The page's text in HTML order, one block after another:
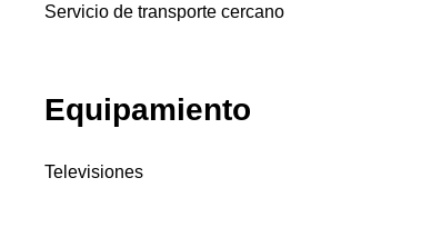
Servicio de transporte cercano
Equipamiento
Televisiones